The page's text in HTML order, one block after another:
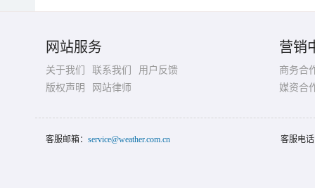
网站服务
关于我们 联系我们
用户反馈
版权声明
网站律师
营销
商务合
媒资合
客服邮箱： service@weather.com.cn 客服电